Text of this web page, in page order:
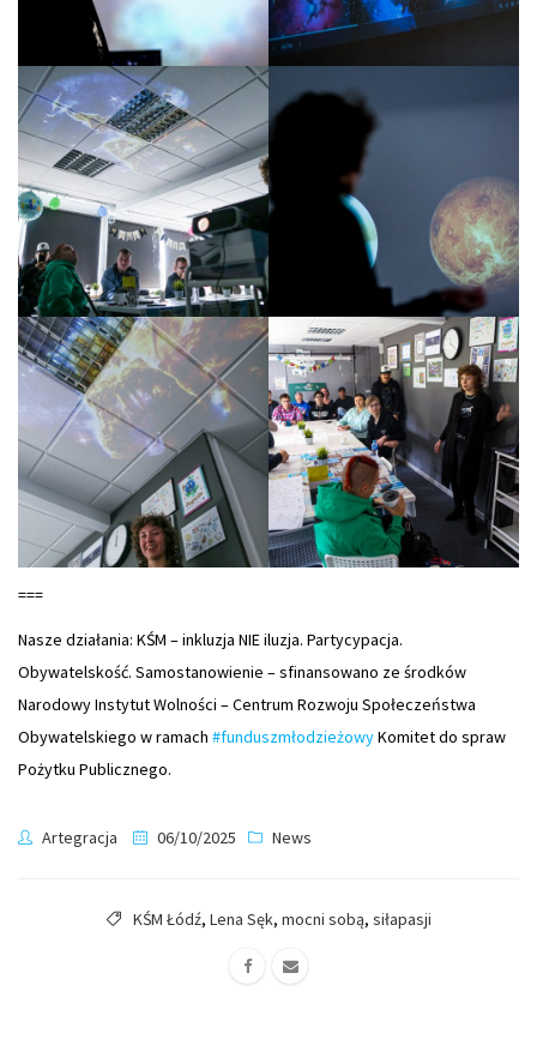
===
Nasze działania: KŚM – inkluzja NIE iluzja. Partycypacja.
Obywatelskość. Samostanowienie – sfinansowano ze środków
Narodowy Instytut Wolności – Centrum Rozwoju Społeczeństwa
Obywatelskiego w ramach #funduszmłodzieżowyKomitet do spraw
Pożytku Publicznego.
Artegracja 06/10/2025 News
KŚM Łódź, Lena Sęk, mocni sobą, siłapasji